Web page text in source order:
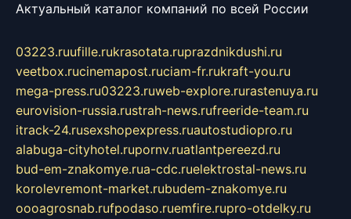
Актуальный каталог компаний по всей России
03223.ruufille.rukrasotata.ruprazdnikdushi.ru
veetbox.rucinemapost.ruciam-fr.rukraft-you.ru
mega-press.ru03223.ruweb-explore.rurastenuya.ru
eurovision-russia.rustrah-news.rufreeride-team.ru
itrack-24.rusexshopexpress.ruautostudiopro.ru
alabuga-cityhotel.rupornv.ruatlantpereezd.ru
bud-em-znakomye.rua-cdc.ruelektrostal-news.ru
korolevremont-market.rubudem-znakomye.ru
oooagrosnab.rufpodaso.ruemfire.rupro-otdelky.ru